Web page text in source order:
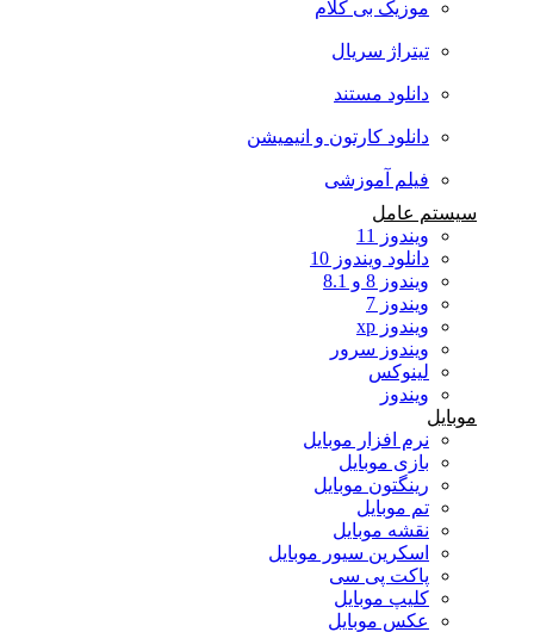
موزیک بی کلام
تیتراژ سریال
دانلود مستند
دانلود کارتون و انیمیشن
فیلم آموزشی
سیستم عامل
ویندوز 11
دانلود ویندوز 10
ویندوز 8 و 8.1
ویندوز 7
ویندوز xp
ویندوز سرور
لینوکس
ویندوز
موبایل
نرم افزار موبایل
بازی موبایل
رینگتون موبایل
تم موبایل
نقشه موبایل
اسکرین سیور موبایل
پاکت پی سی
کلیپ موبایل
عکس موبایل